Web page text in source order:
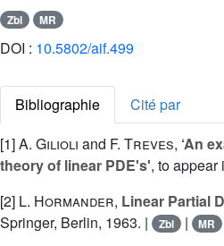
Zbl MR
DOI : 10.5802/aif.499
Bibliographie
Cité par
[1]A. Gilioli and F. Treves, ‘An
theory of linear PDEʹsʹ, to appear
[2] L. Hormander, Linear Partial
Springer, Berlin, 1963. |
Zbl | MR